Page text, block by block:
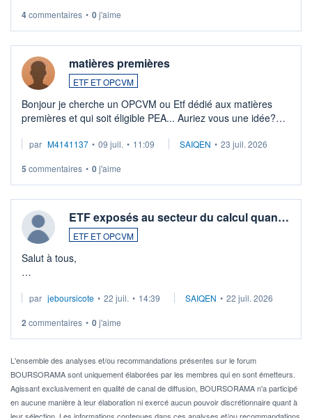
4commentaires • 0j'aime
matières premières
ETF ET OPCVM
Bonjour je cherche un OPCVM ou Etf dédié aux matières
premières et qui soit éligible PEA... Auriez vous une idée?
par M4141137 • 09 juil. • 11:09 SAIQEN • 23 juil. 2026
5 commentaires • 0j'aime
ETF exposés au secteur du calcul quan…
ETF ET OPCVM
Salut à tous,
via un ETF plutôt que des actions individuelles.
Idéalement, je voudrais qu'il soit éligible au PEA.
Pour l' ...
par jeboursicote • 22 juil. • 14:39 SAIQEN • 22 juil. 2026
2 commentaires • 0j'aime
L'ensemble des analyses et/ou recommandations présentes sur le forum
BOURSORAMA sont uniquement élaborées par les membres qui en sont émetteurs.
Agissant exclusivement en qualité de canal de diffusion, BOURSORAMA n'a participé
en aucune manière à leur élaboration ni exercé aucun pouvoir discrétionnaire quant à